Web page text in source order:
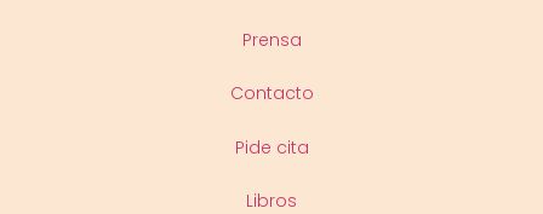
Prensa
Contacto
Pide cita
Libros